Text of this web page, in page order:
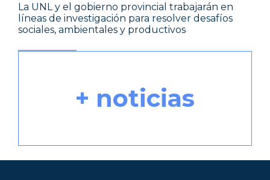
La UNL y el gobierno provincial trabajarán en
líneas de investigación para resolver desafíos
sociales, ambientales y productivos
+ noticias